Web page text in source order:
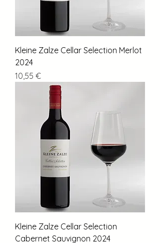
Kleine Zalze Cellar Selection Merlot
2024
Preis
10,55 €
Kleine Zalze Cellar Selection
Cabernet Sauvignon 2024